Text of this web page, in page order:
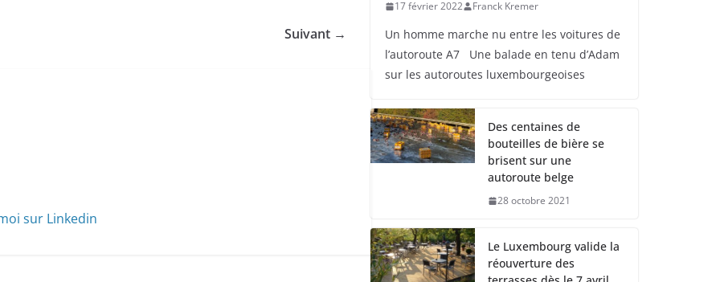
Suivant →
sur Linkedin
17 février 2022 Franck Kremer
Un homme marche nu entre les voitures de
l’autoroute A7 Une balade en tenu d’Adam
sur les autoroutes luxembourgeoises
Des centaines de
bouteilles de bière se
brisent sur une
autoroute belge
28 octobre 2021
Le Luxembourg valide la
réouverture des